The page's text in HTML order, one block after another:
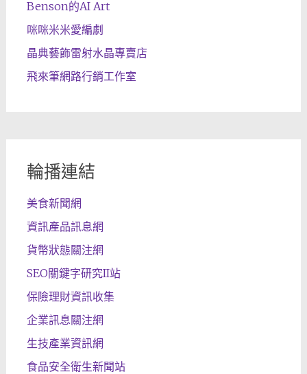
Benson的AI Art
咪咪米米愛編劇
晶典藝飾雷射水晶專賣店
飛來筆網路行銷工作室
輪播連結
美食新聞網
資訊產品訊息網
貨幣狀態關注網
SEO關鍵字研究II站
保險理財資訊收集
企業訊息關注網
生技產業資訊網
食品安全衛生新聞站